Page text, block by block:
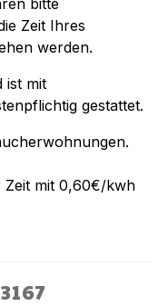
Zeit Ihres
werden.
ist mit
gestattet.
mit 0,60€/kwh